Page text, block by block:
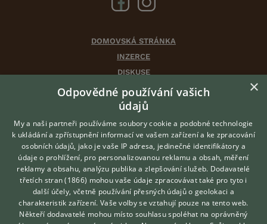
DOMOVSKÁ STRÁNKA
INZERCE
DISKUSE
ČLÁNKY
CHOVATELSKÉ STANICE
VÝBĚR VHODNÉHO PLEMENE
O nás
Kontakt
Možnosti zvýraznění inzerátů
Podmínky užití
Hledáte zvířecího kamaráda?
Zdarma vám poradí
VETERINÁŘ ONLINE
×
Odpovědné používání vašich
údajů
My a naši partneři používáme soubory cookie a podobné technologie
k ukládání a zpřístupnění informací ve vašem zařízení a ke zpracování
osobních údajů, jako je vaše IP adresa, jedinečné identifikátory a
údaje o prohlížení, pro personalizovanou reklamu a obsah, měření
reklamy a obsahu, analýzu publika a zlepšování služeb. Dodavatelé
třetích stran (1866) mohou vaše údaje zpracovávat také pro tyto i
další účely, včetně používání přesných údajů o geolokaci a
charakteristik zařízení. Vaše volby se vztahují pouze na tento web.
Někteří dodavatelé mohou místo souhlasu spoléhat na oprávněný